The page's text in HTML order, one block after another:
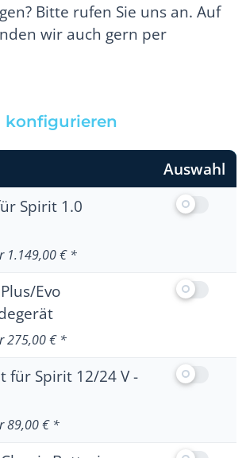
konfigurieren
Wunsch-Ausstattung:
Auswahl
Informationen zu Batterie für
Spirit 1.0
1.149,00 € *
Informationen zu Spirit 1.0
Evo
275,00 € *
Informationen zu Ladegerät
für Spirit 12/24 V -
89,00 € *
Bitte rufen Sie uns an. Auf
wir auch gern per